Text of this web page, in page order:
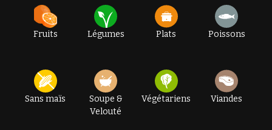
Fruits Légumes Plats Poissons
Sans maïs
Soupe &
Velouté
Végétariens Viandes